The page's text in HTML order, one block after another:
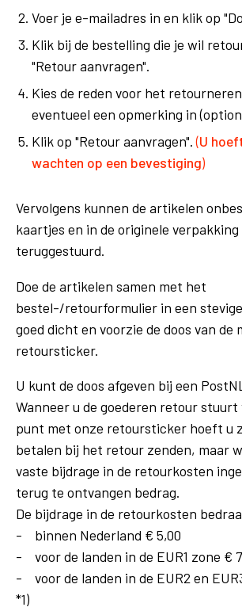
Voer je e-mailadres in en klik op
Klik bij de bestelling die je wil
"Retour aanvragen".
Kies de reden voor het
eventueel een opmerking in
Klik op "Retour aanvragen".(U
wachten op een bevestiging)
Vervolgens kunnen de artikelen
kaartjes en in de originele
teruggestuurd.
Doe de artikelen samen met het
bestel-/retourformulier in een
goed dicht en voorzie de doos van de
retoursticker.
U kunt de doos afgeven bij een
Wanneer u de goederen retour
punt met onze retoursticker hoeft u
betalen bij het retour zenden, maar
vaste bijdrage in de retourkosten
terug te ontvangen bedrag.
De bijdrage in de retourkosten
- binnen Nederland € 5,00
- voor de landen in de EUR1 zone €
- voor de landen in de EUR2 en
*1)